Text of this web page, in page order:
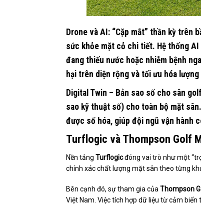
Drone và AI: “Cặp mắt” thần kỳ trên
sức khỏe mặt cỏ chi tiết. Hệ thống
đang thiếu nước hoặc nhiễm bệnh
hại trên diện rộng và tối ưu hóa
Digital Twin – Bản sao số cho sân
sao kỹ thuật số) cho toàn bộ mặt
được số hóa, giúp đội ngũ vận hành
Turflogic và Thompson Golf
Nền tảng Turflogicđóng vai trò như một
chính xác chất lượng mặt sân theo từng
Bên cạnh đó, sự tham gia của Thompson
Việt Nam. Việc tích hợp dữ liệu từ cảm